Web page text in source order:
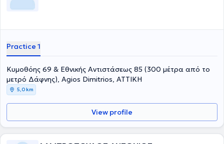
Practice 1
Κυμοθόης 69 & Εθνικής Αντιστάσεως 85 (300 μέτρα από το
μετρό Δάφνης), Agios Dimitrios, ΑΤΤΙΚΗ
5,0 km
View profile